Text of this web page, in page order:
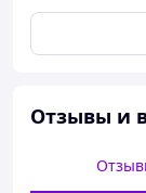
выражением
собой
можете с
свою страсть
Отзывы и